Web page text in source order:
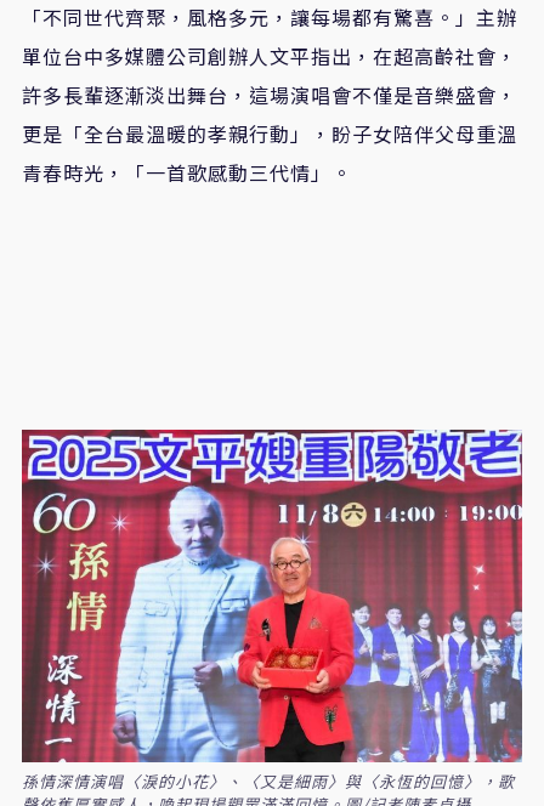
「不同世代齊聚，風格多元，讓每場都有驚喜。」 主辦
單位台中多媒體公司創辦人文平指出，在超高齡社會，
許多長輩逐漸淡出舞台，這場演唱會不僅是音樂盛會，
更是「全台最溫暖的孝親行動」，盼子女陪伴父母重溫
青春時光，「一首歌感動三代情」。
孫情深情演唱〈淚的小花〉、〈又是細雨〉與〈永恆的回憶〉，歌